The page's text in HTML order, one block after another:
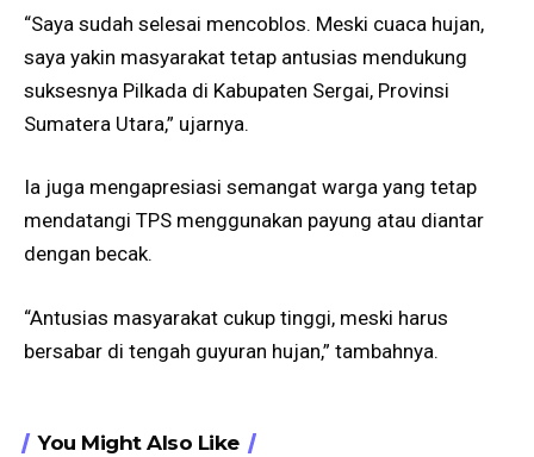
“Saya sudah selesai mencoblos. Meski cuaca hujan,
saya yakin masyarakat tetap antusias mendukung
suksesnya Pilkada di Kabupaten Sergai, Provinsi
Sumatera Utara,” ujarnya.
Ia juga mengapresiasi semangat warga yang tetap
mendatangi TPS menggunakan payung atau diantar
dengan becak.
“Antusias masyarakat cukup tinggi, meski harus
bersabar di tengah guyuran hujan,” tambahnya.
You Might Also Like